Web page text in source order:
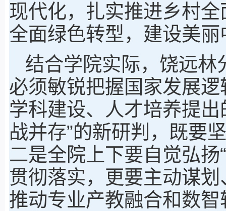
现代化，扎实推进乡村全
全面绿色转型，建设美丽
结合学院实际，饶远林
必须敏锐把握国家发展
学科建设、人才培养提
战并存”的新研判，既要
二是全院上下要自觉弘扬
贯彻落实，更要主动谋
推动专业产教融合和数